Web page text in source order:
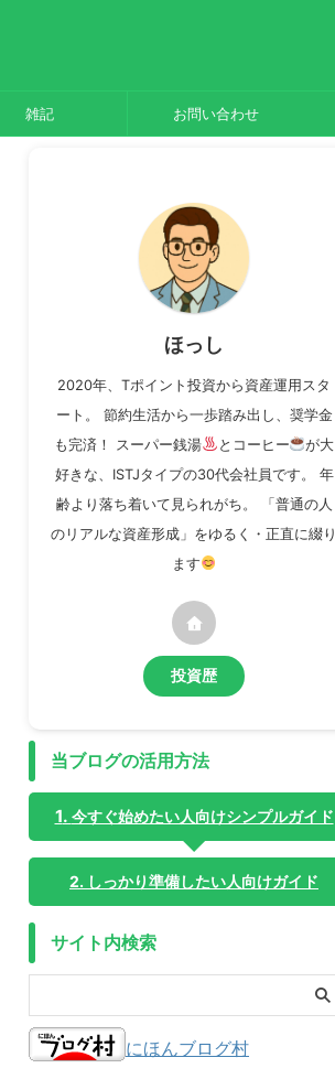
雑記 お問い合わせ
ほっし
2020年、Tポイント投資から資産運用スタ
ート。 節約生活から一歩踏み出し、奨学金
も完済！ スーパー銭湯
とコーヒー
が大
好きな、ISTJタイプの30代会社員です。 年
齢より落ち着いて見られがち。 「普通の人
のリアルな資産形成」をゆるく・正直に綴り
ます
投資歴
当ブログの活用方法
今すぐ始めたい人向けシンプルガイド
2. しっかり準備したい人向けガイド
サイト内検索
にほんブログ村